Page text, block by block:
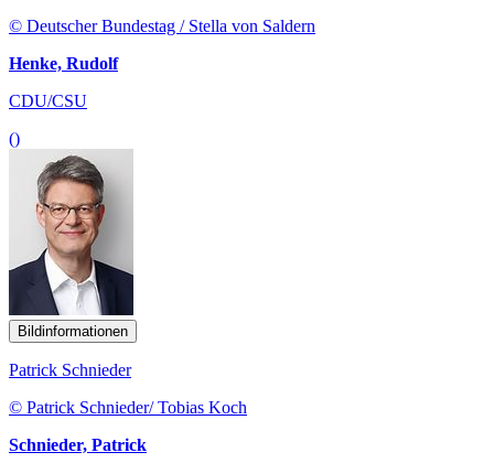
© Deutscher Bundestag / Stella von Saldern
Henke, Rudolf
CDU/CSU
()
Bildinformationen
Patrick Schnieder
© Patrick Schnieder/ Tobias Koch
Schnieder, Patrick